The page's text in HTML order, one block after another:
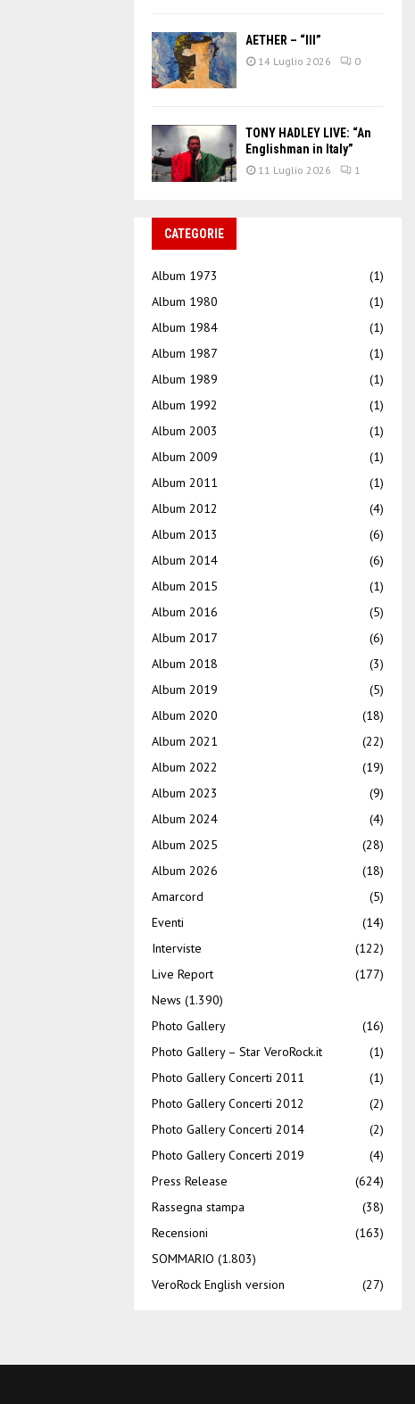
AETHER – “III”
14 Luglio 2026 0
TONY HADLEY LIVE: “An
Englishman in Italy”
11 Luglio 2026 1
CATEGORIE
Album 1973
(1)
Album 1980
(1)
Album 1984
(1)
Album 1987
(1)
Album 1989
(1)
Album 1992
(1)
Album 2003
(1)
Album 2009
(1)
Album 2011
(1)
Album 2012
(4)
Album 2013
(6)
Album 2014
(6)
Album 2015
(1)
Album 2016
(5)
Album 2017
(6)
Album 2018
(3)
Album 2019
(5)
Album 2020
(18)
Album 2021
(22)
Album 2022
(19)
Album 2023
(9)
Album 2024
(4)
Album 2025
(28)
Album 2026
(18)
Amarcord
(5)
Eventi
(14)
Interviste
(122)
Live Report
(177)
News (1.390)
Photo Gallery
(16)
Photo Gallery – Star VeroRock.it
(1)
Photo Gallery Concerti 2011
(1)
Photo Gallery Concerti 2012
(2)
Photo Gallery Concerti 2014
(2)
Photo Gallery Concerti 2019
(4)
Press Release
(624)
Rassegna stampa
(38)
Recensioni
(163)
SOMMARIO (1.803)
VeroRock English version
(27)